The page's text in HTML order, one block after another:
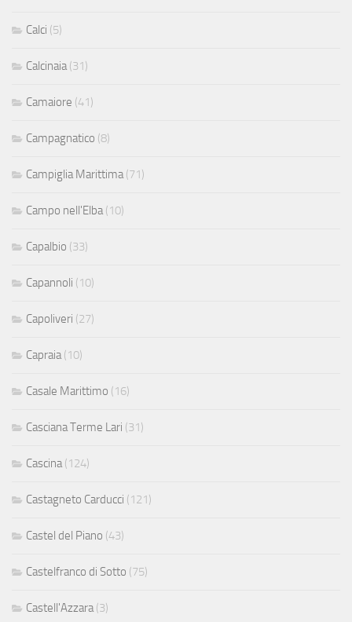
Calci (5)
Calcinaia (31)
Camaiore (41)
Campagnatico (8)
Campiglia Marittima (71)
Campo nell'Elba (10)
Capalbio (33)
Capannoli (10)
Capoliveri (27)
Capraia (10)
Casale Marittimo (16)
Casciana Terme Lari (31)
Cascina (124)
Castagneto Carducci (121)
Castel del Piano (43)
Castelfranco di Sotto (75)
Castell'Azzara (3)